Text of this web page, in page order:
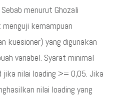
menurut Ghozali
kemampuan
kuesioner) yang digunakan
variabel. Syarat minimal
jika nilai loading >= 0,05. Jika
nilai loading yang